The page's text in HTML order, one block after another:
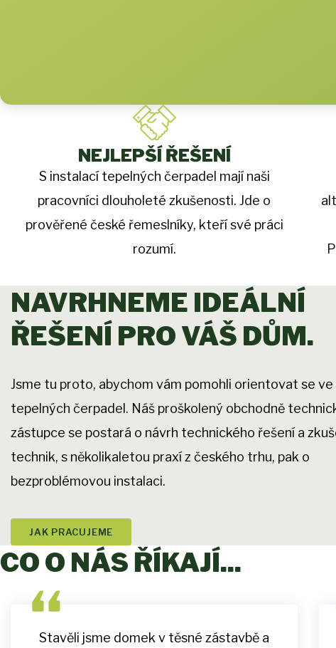
NEJLEPŠÍ ŘEŠENÍ
S instalací tepelných čerpadel mají naši
pracovníci dlouholeté zkušenosti. Jde o
prověřené české řemeslníky, kteří své práci
rozumí.
NAVRHNEME IDEÁLNÍ
ŘEŠENÍ PRO VÁŠ DŮM.
Jsme tu proto, abychom vám pomohli orientovat se
tepelných čerpadel. Náš proškolený obchodně
zástupce se postará o návrh technického řešení a
technik, s několikaletou praxí z českého trhu, pak o
bezproblémovou instalaci.
JAK PRACUJEME
CO O NÁS ŘÍKAJÍ...
Stavěli jsme domek v těsné zástavbě a